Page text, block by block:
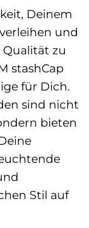
Deinem
und
zu
stashCap
für Dich.
sind nicht
bieten
Stil auf